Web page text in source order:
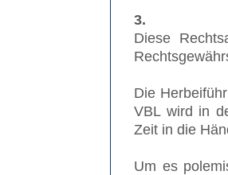
3.
Diese
Die
VBL wird in
Zeit in die
Um es